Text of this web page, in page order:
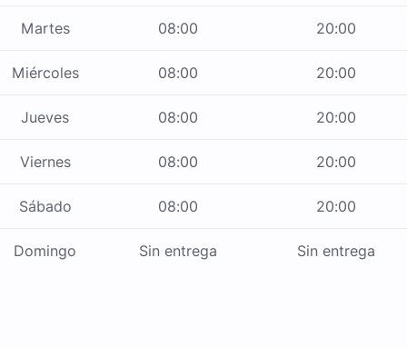
Martes 08:00 20:00
Miércoles 08:00 20:00
Jueves 08:00 20:00
Viernes 08:00 20:00
Sábado 08:00 20:00
Domingo Sin entrega Sin entrega